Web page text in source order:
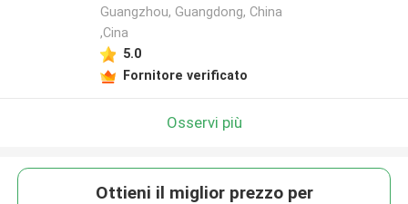
Guangzhou, Guangdong, China
,Cina
5.0
Fornitore verificato
Osservi più
Ottieni il miglior prezzo per